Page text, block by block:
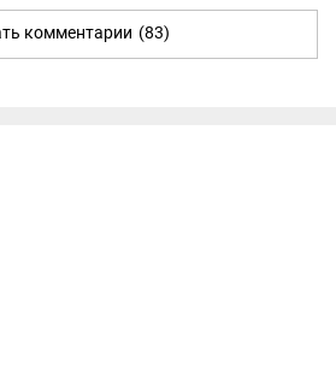
комментарии (83)